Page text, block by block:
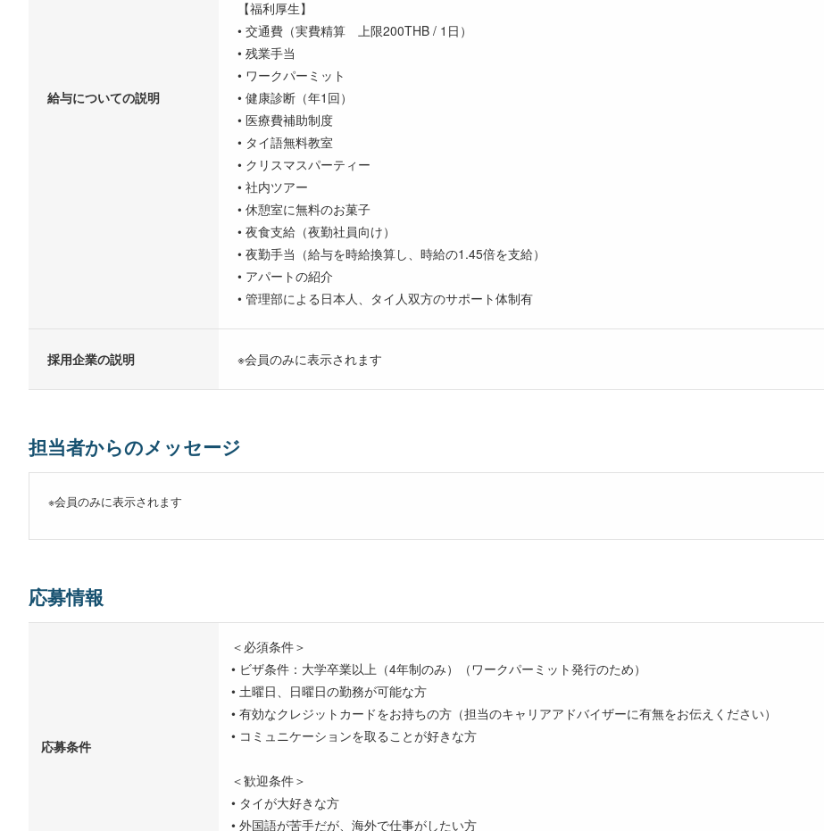
給与についての説明
【福利厚生】
• 交通費（実費精算 上限200THB / 1日）
• 残業手当
• ワークパーミット
• 健康診断（年1回）
• 医療費補助制度
• タイ語無料教室
• クリスマスパーティー
• 社内ツアー
• 休憩室に無料のお菓子
• 夜食支給（夜勤社員向け）
• 夜勤手当（給与を時給換算し、時給の1.45倍を支給）
• アパートの紹介
• 管理部による日本人、タイ人双方のサポート体制有
採用企業の説明 ※会員のみに表示されます
担当者からのメッセージ
※会員のみに表示されます
応募情報
応募条件
＜必須条件＞
• ビザ条件：大学卒業以上（4年制のみ）（ワークパーミット発行のため）
• 土曜日、日曜日の勤務が可能な方
• 有効なクレジットカードをお持ちの方（担当のキャリアアドバイザーに有無をお伝えください）
• コミュニケーションを取ることが好きな方
＜歓迎条件＞
• タイが大好きな方
• 外国語が苦手だが、海外で仕事がしたい方